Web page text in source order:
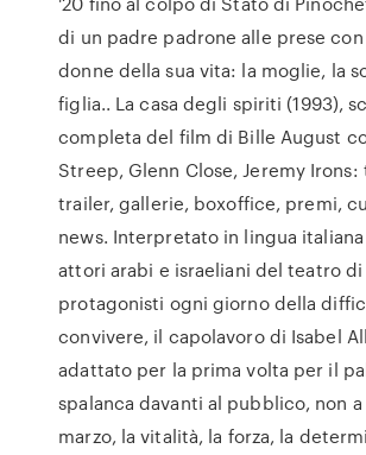
di un padre padrone alle prese
donne della sua vita: la moglie, la
figlia.. La casa degli spiriti (1993),
completa del film di Bille August
Streep, Glenn Close, Jeremy Irons:
trailer, gallerie, boxoffice, premi,
news. Interpretato in lingua
attori arabi e israeliani del teatro di
protagonisti ogni giorno della
convivere, il capolavoro di Isabel
adattato per la prima volta per il
spalanca davanti al pubblico, non a
marzo, la vitalità, la forza, la